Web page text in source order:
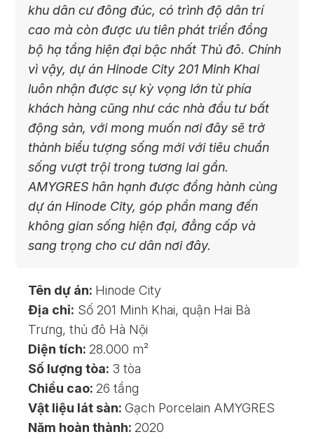
khu dân cư đông đúc, có trình độ dân trí
cao mà còn được ưu tiên phát triển đồng
bộ hạ tầng hiện đại bậc nhất Thủ đô. Chính
vì vậy, dự án Hinode City 201 Minh Khai
luôn nhận được sự kỳ vọng lớn từ phía
khách hàng cũng như các nhà đầu tư bất
động sản, với mong muốn nơi đây sẽ trở
thành biểu tượng sống mới với tiêu chuẩn
sống vượt trội trong tương lai gần.
AMYGRES hân hạnh được đồng hành cùng
dự án Hinode City, góp phần mang đến
không gian sống hiện đại, đẳng cấp và
sang trọng cho cư dân nơi đây.
Tên dự án: Hinode City
Địa chỉ: Số 201 Minh Khai, quận Hai Bà
Trưng, thủ đô Hà Nội
Diện tích: 28.000 m²
Số lượng tòa: 3 tòa
Chiều cao: 26 tầng
Vật liệu lát sàn:Gạch Porcelain AMYGRES
Năm hoàn thành: 2020